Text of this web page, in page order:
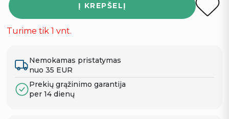
Į KREPŠELĮ
Turime tik 1 vnt.
Nemokamas pristatymas
nuo 35 EUR
Prekių grąžinimo garantija
per 14 dienų